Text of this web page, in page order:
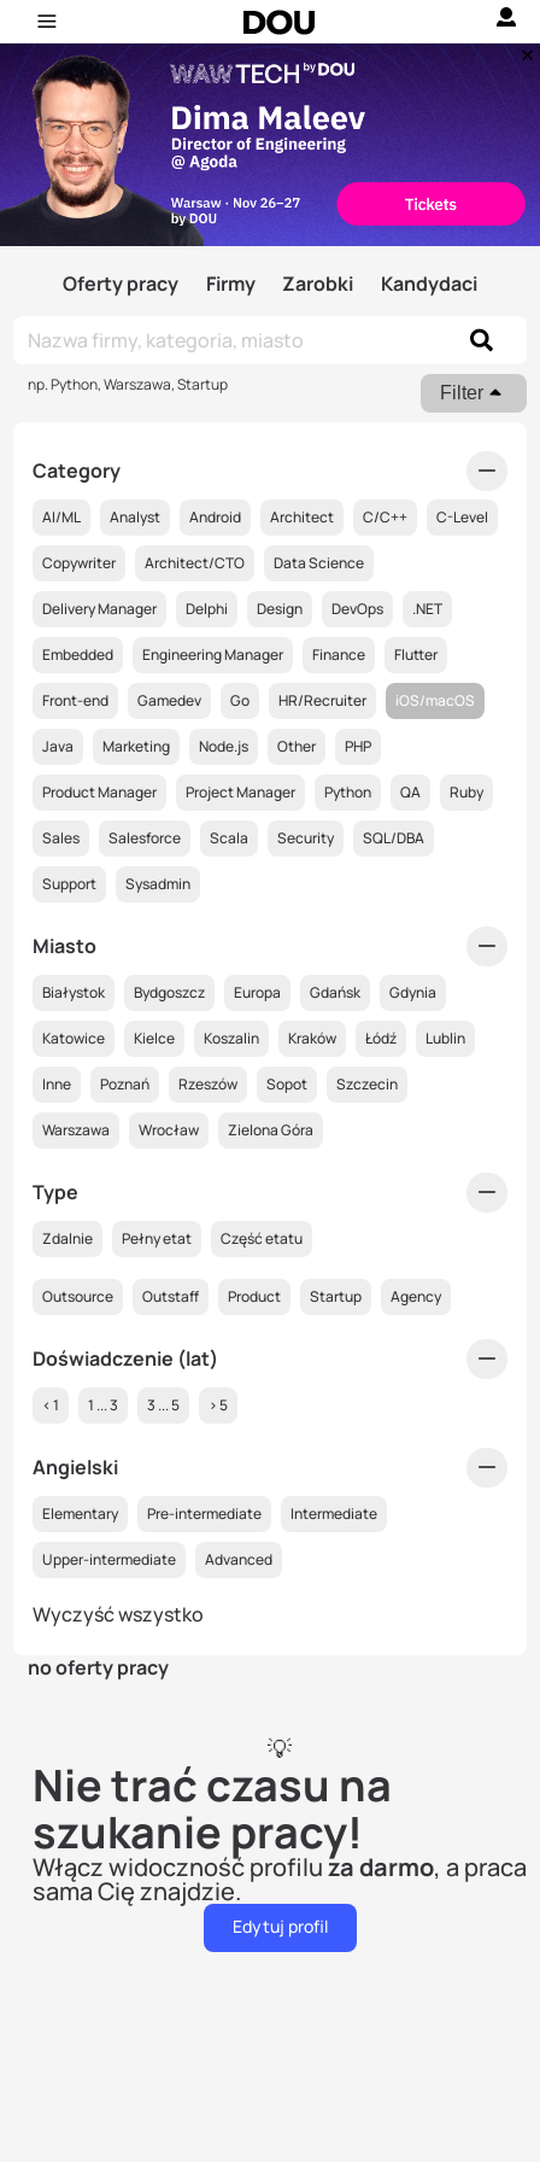
Oferty pracy Firmy Zarobki Kandydaci
np. Python, Warszawa, Startup Filter
no oferty pracy
💡
Nie trać czasu na
szukanie pracy!
Włącz widoczność profiluza darmo, a praca
sama Cię znajdzie.
Edytuj profil
Category
AI/ML Analyst Android Architect C/C++ C-Level
Copywriter Architect/CTO Data Science
Delivery Manager Delphi Design DevOps .NET
Embedded Engineering Manager Finance Flutter
Front-end Gamedev Go HR/Recruiter iOS/macOS
Java Marketing Node.js Other PHP
Product Manager Project Manager Python QA Ruby
Sales Salesforce Scala Security SQL/DBA
Support Sysadmin
Miasto
Białystok Bydgoszcz Europa Gdańsk Gdynia
Katowice Kielce Koszalin Kraków Łódź Lublin
Inne Poznań Rzeszów Sopot Szczecin
Warszawa Wrocław Zielona Góra
Type
Zdalnie Pełny etat Część etatu
Outsource Outstaff Product Startup Agency
Doświadczenie (lat)
< 1 1 ... 3 3 ... 5 > 5
Angielski
Elementary Pre-intermediate Intermediate
Upper-intermediate Advanced
Wyczyść wszystko